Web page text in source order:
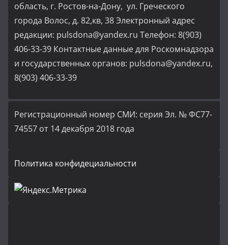
область, г. Ростов-на-Дону, ул. Греческого
города Волос, д. 82,кв, 38 Электронный адрес
редакции: pulsdona@yandex.ru Телефон: 8(903)
406-33-39 Контактные данные для Роскомнадзора
и государственных органов: pulsdona@yandex.ru,
8(903) 406-33-39
Регистрационный номер СМИ: серия Эл. № ФС77-
74557 от 14 декабря 2018 года
Политика конфидециальности